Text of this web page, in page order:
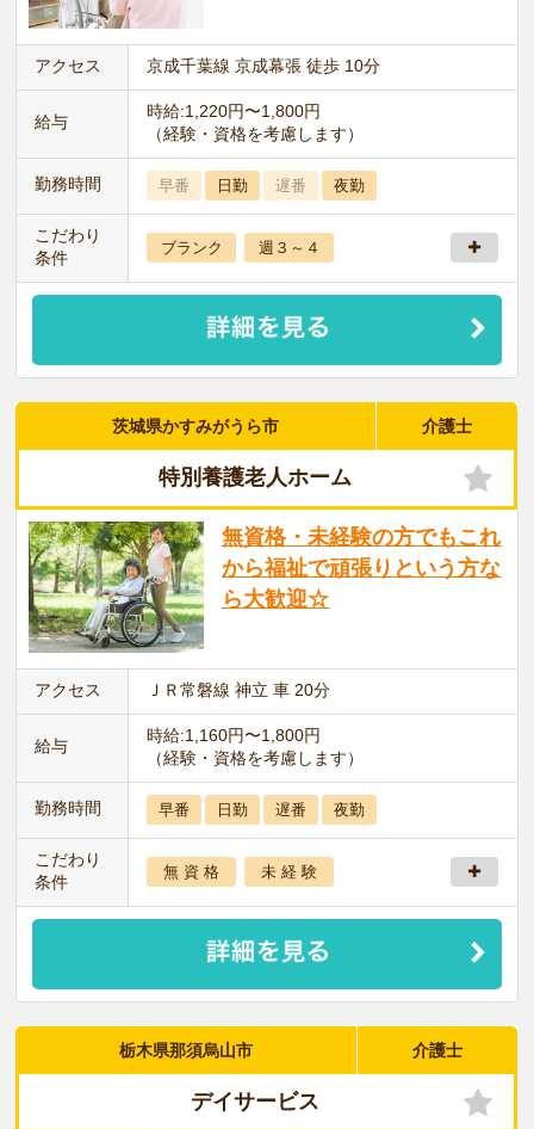
アクセス 京成千葉線 京成幕張 徒歩 10分
給与
時給:1,220円〜1,800円
（経験・資格を考慮します）
勤務時間 早番 日勤 遅番 夜勤
こだわり
条件
ブランク 週３～４
茨城県かすみがうら市 介護士
特別養護老人ホーム
無資格・未経験の方でもこれ
から福祉で頑張りという方な
ら大歓迎☆
アクセス ＪＲ常磐線 神立 車 20分
給与
時給:1,160円〜1,800円
（経験・資格を考慮します）
勤務時間 早番 日勤 遅番 夜勤
こだわり
条件
無 資 格 未 経 験
栃木県那須烏山市 介護士
デイサービス